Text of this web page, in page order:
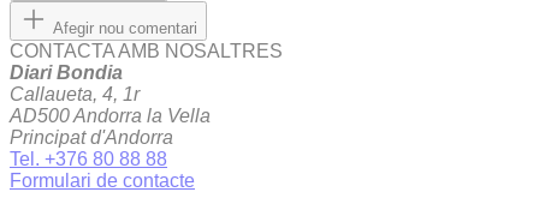
Afegir nou comentari
CONTACTA AMB NOSALTRES
Diari Bondia
Callaueta, 4, 1r
AD500 Andorra la Vella
Principat d'Andorra
Tel. +376 80 88 88
Formulari de contacte